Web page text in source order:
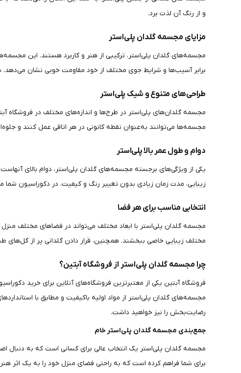
و از رنگ آن لذت برد.
مزایای مجسمه گلدان پلی‌استر
مجسمه‌های گلدان پلی‌استر، ترکیبی از هنر و کاربرد هستند. این
برابر آسیب‌ها و شرایط جوی مختلف از خود مقاومت خوبی نشان می‌دهد.
طراحی‌های متنوع و شیک پلی‌استر
مجسمه گلدان‌های پلی‌استر در طرح‌ها و اندازه‌های مختلف در
مجسمه‌ها می‌توانند به‌عنوان نقطه کانونی در هر اتاقی عمل کنند و
دوام و طول عمر بالا پلی‌استر
یکی از ویژگی‌های برجسته مجسمه‌های گلدان پلی‌استر، دوام بالای
زیبایی، مدت زمان زیادی بدون تغییر رنگ و کیفیت، در دکوراسیون شما
انتخابی مناسب برای هر فضا
مجسمه گلدان پلی‌استر با ابعاد مختلف می‌تواند در فضاهای مختلف
مختلف زیبایی خاصی ببخشند. همچنین، قرار دادن گلدانی پر از
چرا مجسمه گلدان پلی‌استر از فروشگاه آبتین؟
فروشگاه آبتین یکی از معتبرترین فروشگاه‌های آنلاین برای خرید
مجسمه‌های گلدان پلی‌استر از مواد اولیه باکیفیت و مطابق با
رضایت‌بخش را نیز خواهید داشت.
جمع‌بندی مجسمه گلدان پلی‌استر خام
مجسمه گلدان پلی‌استر یک انتخاب عالی برای کسانی است که به دنبال
برای شما فراهم کرده است که به راحتی فضای منزل خود را به یک اثر